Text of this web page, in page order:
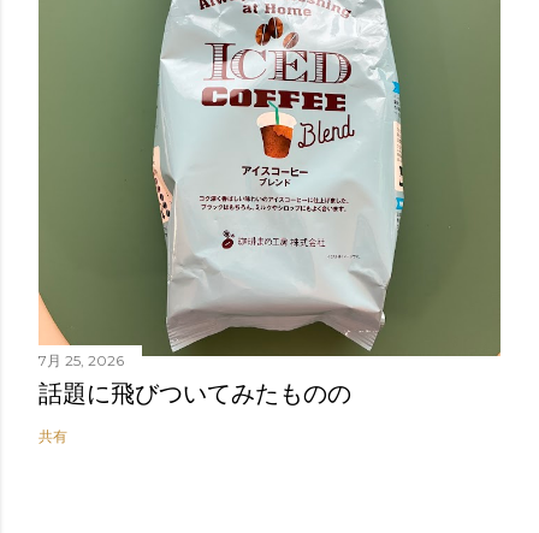
7月 25, 2026
話題に飛びついてみたものの
共有